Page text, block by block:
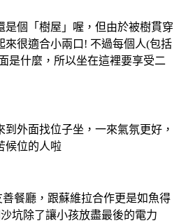
是個「樹屋」喔，但由於被樹貫穿
來很適合小兩口! 不過每個人(包括
是什麼，所以坐在這裡要享受二
外面找位子坐，一來氣氛更好，
候位的人啦
餐廳，跟蘇維拉合作更是如魚得
坑除了讓小孩放盡最後的電力